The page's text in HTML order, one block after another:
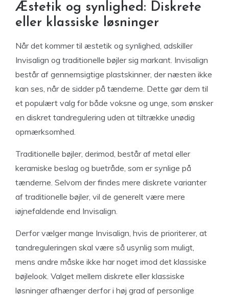
Æstetik og synlighed: Diskrete
eller klassiske løsninger
Når det kommer til æstetik og synlighed, adskiller
Invisalign og traditionelle bøjler sig markant. Invisalign
består af gennemsigtige plastskinner, der næsten ikke
kan ses, når de sidder på tænderne. Dette gør dem til
et populært valg for både voksne og unge, som ønsker
en diskret tandregulering uden at tiltrække unødig
opmærksomhed.
Traditionelle bøjler, derimod, består af metal eller
keramiske beslag og buetråde, som er synlige på
tænderne. Selvom der findes mere diskrete varianter
af traditionelle bøjler, vil de generelt være mere
iøjnefaldende end Invisalign.
Derfor vælger mange Invisalign, hvis de prioriterer, at
tandreguleringen skal være så usynlig som muligt,
mens andre måske ikke har noget imod det klassiske
bøjlelook. Valget mellem diskrete eller klassiske
løsninger afhænger derfor i høj grad af personlige